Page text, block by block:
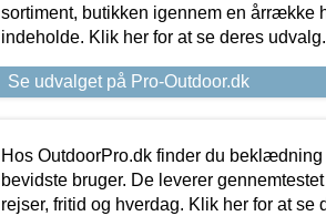
sortiment, butikken igennem en årrække
indeholde. Klik her for at se deres udvalg.
Se udvalget på Pro-Outdoor.dk
Hos OutdoorPro.dk finder du
bevidste bruger. De leverer
rejser, fritid og hverdag. Klik her for at se